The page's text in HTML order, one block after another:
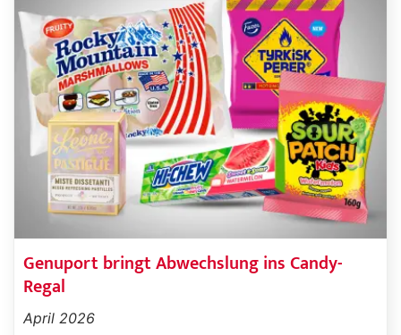
Genuport bringt Abwechslung ins Candy-
Regal
April 2026